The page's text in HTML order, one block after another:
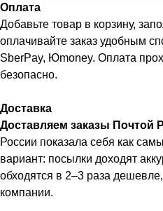
Оплата
Добавьте товар в корзину,
оплачивайте заказ удобным
SberPay, Юmoney. Оплата
безопасно.
Доставка
Доставляем заказы Почтой
России показала себя как
вариант: посылки доходят
обходятся в 2–3 раза
компании.